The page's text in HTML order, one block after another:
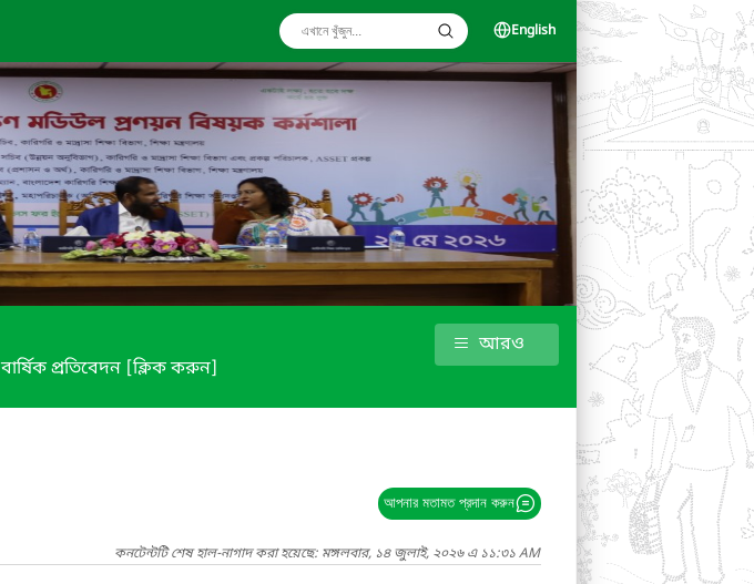
English
বার্ষিক প্রতিবেদন [ক্লিক করুন]
আরও
আপনার মতামত প্রদান করুন
কনটেন্টটি শেষ হাল-নাগাদ করা হয়েছে: মঙ্গলবার, ১৪ জুলাই, ২০২৬ এ ১১:৩১ AM